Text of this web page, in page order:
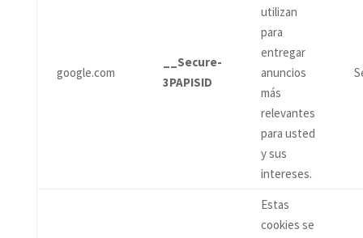
google.com
__Secure-
3PAPISID
utilizan
para
entregar
anuncios
más
relevantes
para usted
y sus
intereses.
Estas
cookies se